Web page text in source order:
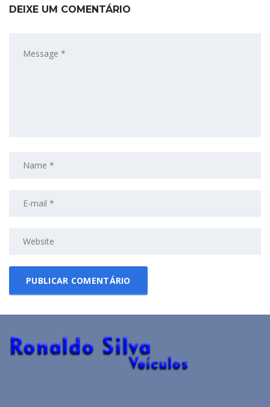
DEIXE UM COMENTÁRIO